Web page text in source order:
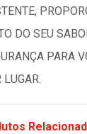
DO SEU
PARA
LUGAR.